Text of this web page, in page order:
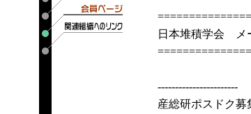
日本堆積学会 メ
-----------------------
産総研ポスドク募